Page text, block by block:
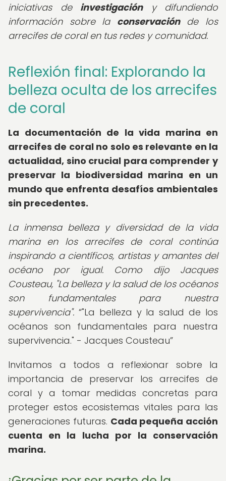
iniciativas de investigacióny difundiendo
información sobre la conservaciónde los
arrecifes de coral en tus redes y comunidad.
Reflexión final: Explorando la
belleza oculta de los arrecifes
de coral
La documentación de la vida marina en
arrecifes de coral no solo es relevante en la
actualidad, sino crucial para comprender y
preservar la biodiversidad marina en un
mundo que enfrenta desafíos ambientales
sin precedentes.
La inmensa belleza y diversidad de la vida
marina en los arrecifes de coral continúa
inspirando a científicos, artistas y amantes del
océano por igual. Como dijo Jacques
Cousteau, "La belleza y la salud de los océanos
son fundamentales para nuestra
supervivencia". "La belleza y la salud de los
océanos son fundamentales para nuestra
supervivencia." - Jacques Cousteau
Invitamos a todos a reflexionar sobre la
importancia de preservar los arrecifes de
coral y a tomar medidas concretas para
proteger estos ecosistemas vitales para las
generaciones futuras. Cada pequeña acción
cuenta en la lucha por la conservación
marina.